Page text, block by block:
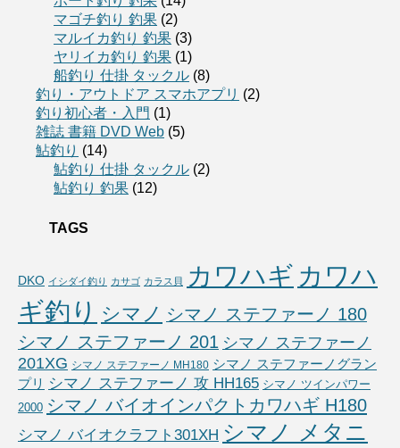
マゴチ釣り 釣果 (2)
マルイカ釣り 釣果 (3)
ヤリイカ釣り 釣果 (1)
船釣り 仕掛 タックル (8)
釣り・アウトドア スマホアプリ (2)
釣り初心者・入門 (1)
雑誌 書籍 DVD Web (5)
鮎釣り (14)
鮎釣り 仕掛 タックル (2)
鮎釣り 釣果 (12)
TAGS
DKO イシダイ釣り カサゴ カラス貝 カワハギ カワハ
ギ釣り シマノ シマノ ステファーノ 180
シマノ ステファーノ 201 シマノ ステファーノ
201XG シマノ ステファーノ MH180 シマノ ステファーノグラン
プリ シマノ ステファーノ 攻 HH165 シマノ ツインパワー
2000 シマノ バイオインパクトカワハギ H180
シマノ バイオクラフト301XH シマノ メタニ